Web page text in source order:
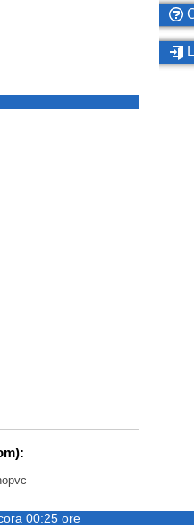
00:25 ore